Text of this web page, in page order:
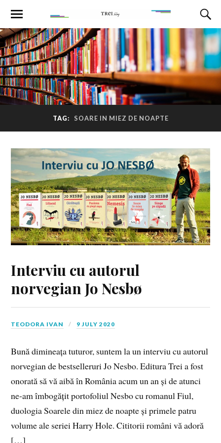
TAG: SOARE IN MIEZ DE NOAPTE
Interviu cu autorul
norvegian Jo Nesbø
TEODORA IVAN 9 JULY 2020
Bună dimineața tuturor, suntem la un interviu cu autorul
norvegian de bestselleruri Jo Nesbo. Editura Trei a fost
onorată să vă aibă în România acum un an și de atunci
ne-am îmbogățit portofoliul Nesbo cu romanul Fiul,
duologia Soarele din miez de noapte și primele patru
volume ale seriei Harry Hole. Cititorii români vă adoră
[…]